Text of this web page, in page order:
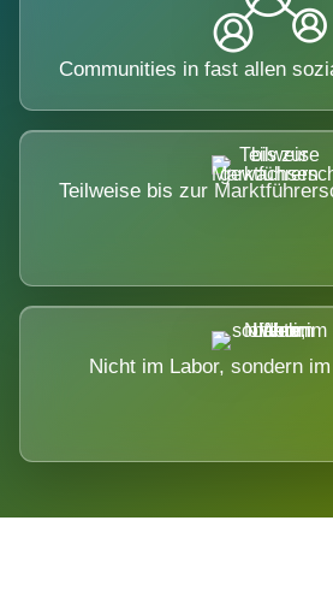
Communities in fast allen
Teilweise bis zur
Nicht im Labor, sondern